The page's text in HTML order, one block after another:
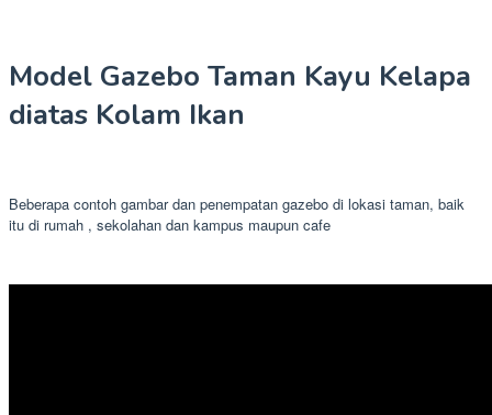
Model Gazebo Taman Kayu Kelapa
diatas Kolam Ikan
Beberapa contoh gambar dan penempatan gazebo di lokasi taman, baik
itu di rumah , sekolahan dan kampus maupun cafe